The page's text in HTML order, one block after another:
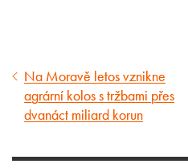
Předcházející
článek
Na Moravě letos vznikne
agrární kolos s tržbami přes
dvanáct miliard korun